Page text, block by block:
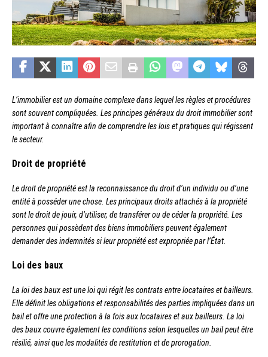
L’immobilier est un domaine complexe dans lequel les règles et procédures
sont souvent compliquées. Les principes généraux du droit immobilier sont
important à connaître afin de comprendre les lois et pratiques qui régissent
le secteur.
Droit de propriété
Le droit de propriété est la reconnaissance du droit d’un individu ou d’une
entité à posséder une chose. Les principaux droits attachés à la propriété
sont le droit de jouir, d’utiliser, de transférer ou de céder la propriété. Les
personnes qui possèdent des biens immobiliers peuvent également
demander des indemnités si leur propriété est expropriée par l’État.
Loi des baux
La loi des baux est une loi qui régit les contrats entre locataires et bailleurs.
Elle définit les obligations et responsabilités des parties impliquées dans un
bail et offre une protection à la fois aux locataires et aux bailleurs. La loi
des baux couvre également les conditions selon lesquelles un bail peut être
résilié, ainsi que les modalités de restitution et de prorogation.